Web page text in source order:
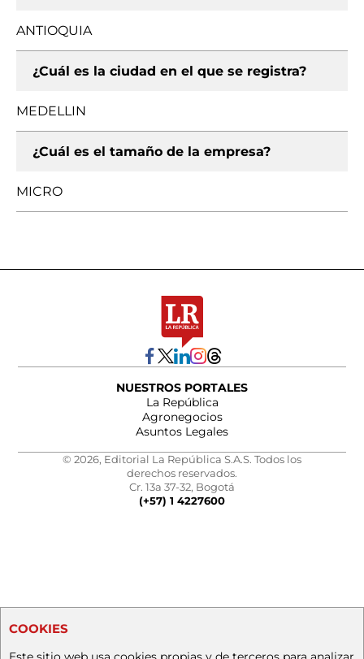
ANTIOQUIA
¿Cuál es la ciudad en el que se registra?
MEDELLIN
¿Cuál es el tamaño de la empresa?
MICRO
NUESTROS PORTALES
La República
Agronegocios
Asuntos Legales
© 2026, Editorial La República S.A.S. Todos los
derechos reservados.
Cr. 13a 37-32, Bogotá
(+57) 1 4227600
COOKIES